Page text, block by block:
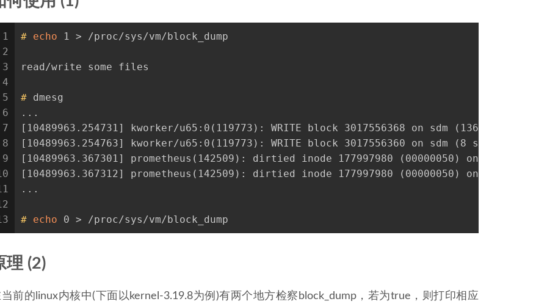
1
2
3
4
5
6
7
8
9
# echo 1 > /proc/sys/vm/block_dump
read/write some files
# dmesg
...
[10489963.254731] kworker/u65:0(119773): WRITE block 3017556368 on sdm (136 sectors)
[10489963.254763] kworker/u65:0(119773): WRITE block 3017556360 on sdm (8 sectors)
[10489963.367301] prometheus(142509): dirtied inode 177997980 (00000050) on sdm
[10489963.367312] prometheus(142509): dirtied inode 177997980 (00000050) on sdm
...
# echo 0 > /proc/sys/vm/block_dump
理 (2)
前的linux内核中(下面以kernel-3.19.8为例)有两个地方检察block_dump，若为true，则打印相应